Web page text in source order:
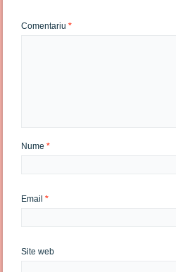
Comentariu*
Nume*
Email*
Site web